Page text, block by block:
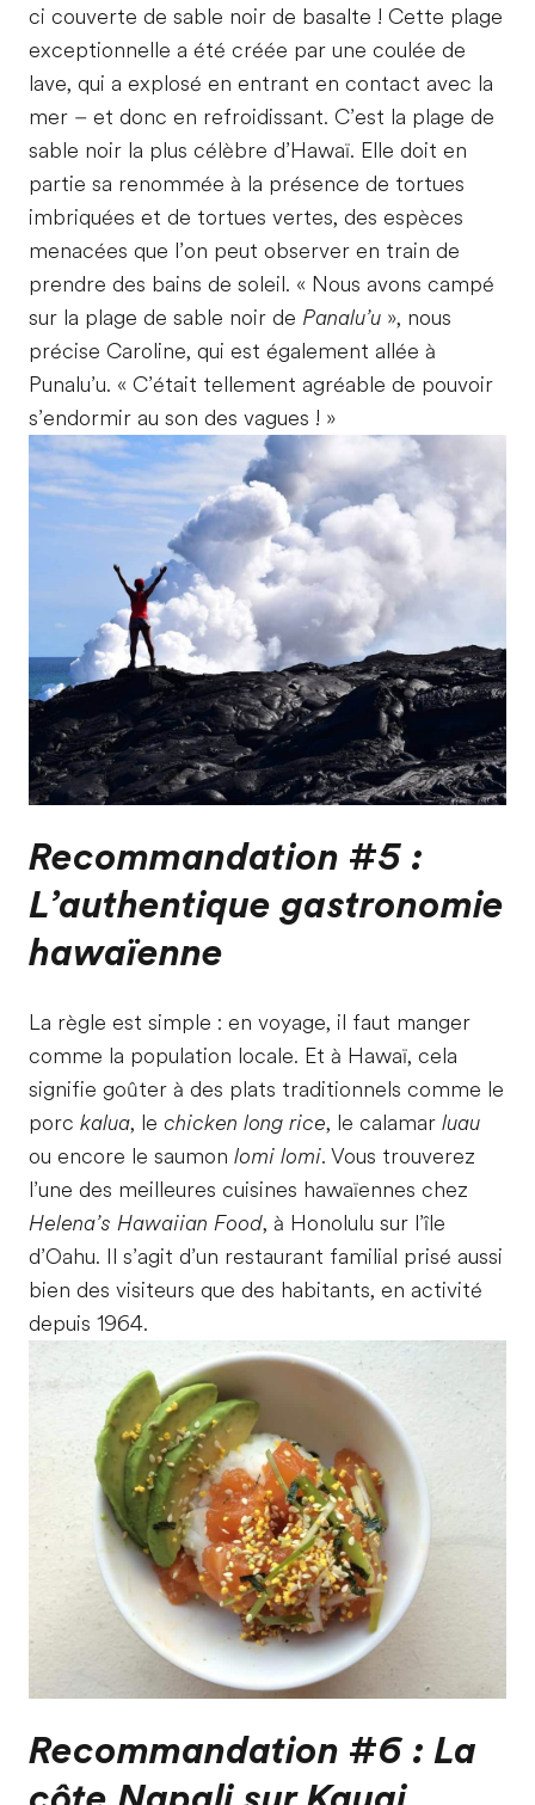
ci couverte de sable noir de basalte ! Cette plage
exceptionnelle a été créée par une coulée de
lave, qui a explosé en entrant en contact avec la
mer – et donc en refroidissant. C’est la plage de
sable noir la plus célèbre d’Hawaï. Elle doit en
partie sa renommée à la présence de tortues
imbriquées et de tortues vertes, des espèces
menacées que l’on peut observer en train de
prendre des bains de soleil. « Nous avons campé
sur la plage de sable noir de Panalu’u », nous
précise Caroline, qui est également allée à
Punalu’u. « C’était tellement agréable de pouvoir
s’endormir au son des vagues ! »
Recommandation #5 :
L’authentique gastronomie
hawaïenne
La règle est simple : en voyage, il faut manger
comme la population locale. Et à Hawaï, cela
signifie goûter à des plats traditionnels comme le
porc kalua, le chicken long rice, le calamar luau
ou encore le saumon lomi lomi. Vous trouverez
l’une des meilleures cuisines hawaïennes chez
Helena’s Hawaiian Food, à Honolulu sur l’île
d’Oahu. Il s’agit d’un restaurant familial prisé aussi
bien des visiteurs que des habitants, en activité
depuis 1964.
Recommandation #6 : La